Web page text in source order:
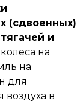
(сдвоенных)
и
на
на
для
в